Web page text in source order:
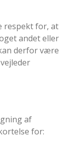
respekt for, at
andet eller
derfor være
af
for: